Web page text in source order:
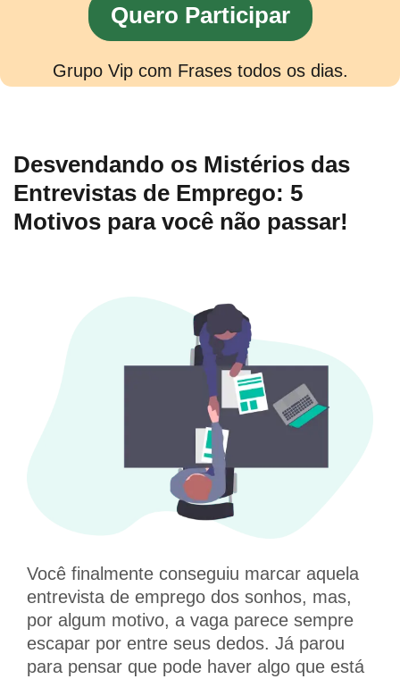
Quero Participar
Grupo Vip com Frases todos os dias.
Desvendando os Mistérios das
Entrevistas de Emprego: 5
Motivos para você não passar!
Você finalmente conseguiu marcar aquela
entrevista de emprego dos sonhos, mas,
por algum motivo, a vaga parece sempre
escapar por entre seus dedos. Já parou
para pensar que pode haver algo que está